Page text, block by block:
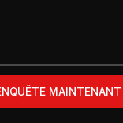
MAINTENANT